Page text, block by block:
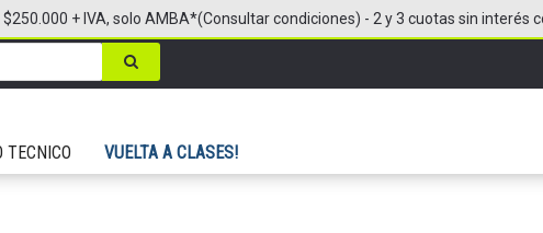
TECNICO VUELTA A CLASES!
+ IVA, solo AMBA*(Consultar condiciones) - 2 y 3 cuotas sin interés